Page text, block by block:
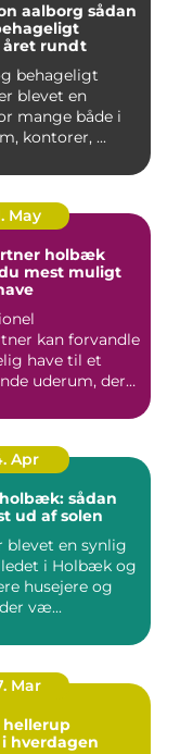
sådan
rundt
behageligt
blevet en
både i
kontorer, ...
May
holbæk
mest muligt
kan forvandle
have til et
uderum, der
Apr
sådan
ud af solen
blevet en synlig
i Holbæk og
husejere og
væ...
Mar
hellerup
hverdagen